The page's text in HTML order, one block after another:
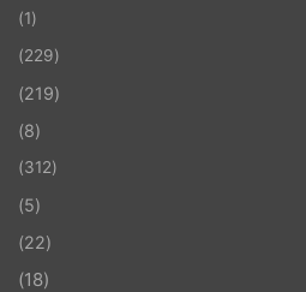
(1)
(229)
(219)
(8)
(312)
(5)
(22)
(18)